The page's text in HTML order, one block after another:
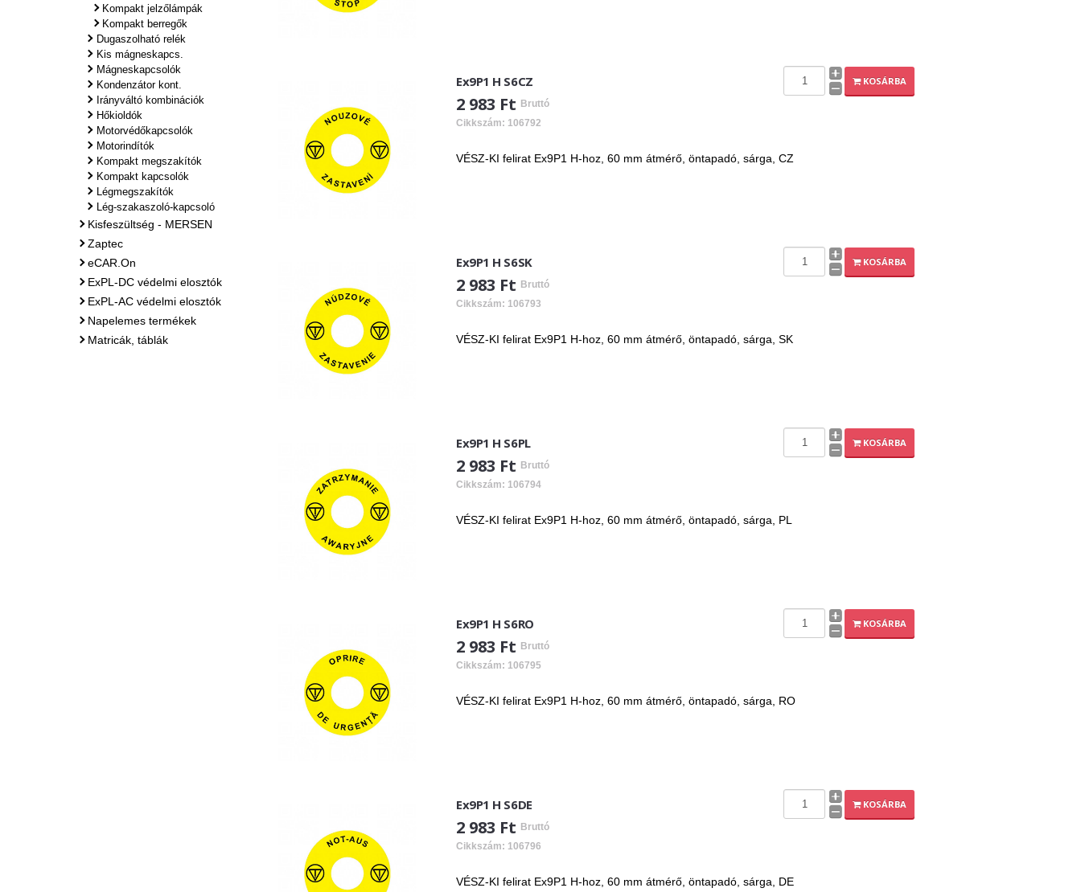
Kompakt jelzőlámpák
Kompakt berregők
Dugaszolható relék
Kis mágneskapcs.
Mágneskapcsolók
Kondenzátor kont.
Irányváltó kombinációk
Hőkioldók
Motorvédőkapcsolók
Motorindítók
Kompakt megszakítók
Kompakt kapcsolók
Légmegszakítók
Lég-szakaszoló-kapcsoló
Kisfeszültség - MERSEN
Zaptec
eCAR.On
ExPL-DC védelmi elosztók
ExPL-AC védelmi elosztók
Napelemes termékek
Matricák, táblák
Ex9P1 H S6CZ
2 983 Ft Bruttó
Cikkszám: 106792
KOSÁRBA
VÉSZ-KI felirat Ex9P1 H-hoz, 60 mm átmérő, öntapadó, sárga, CZ
Ex9P1 H S6SK
2 983 Ft Bruttó
Cikkszám: 106793
KOSÁRBA
VÉSZ-KI felirat Ex9P1 H-hoz, 60 mm átmérő, öntapadó, sárga, SK
Ex9P1 H S6PL
2 983 Ft Bruttó
Cikkszám: 106794
KOSÁRBA
VÉSZ-KI felirat Ex9P1 H-hoz, 60 mm átmérő, öntapadó, sárga, PL
Ex9P1 H S6RO
2 983 Ft Bruttó
Cikkszám: 106795
KOSÁRBA
VÉSZ-KI felirat Ex9P1 H-hoz, 60 mm átmérő, öntapadó, sárga, RO
Ex9P1 H S6DE
2 983 Ft Bruttó
Cikkszám: 106796
KOSÁRBA
VÉSZ-KI felirat Ex9P1 H-hoz, 60 mm átmérő, öntapadó, sárga, DE